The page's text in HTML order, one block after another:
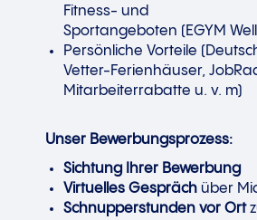
Fitness- und
Sportangeboten (EGYM
Persönliche Vorteile
Vetter-Ferienhäuser,
Mitarbeiterrabatte u. v. m)
Unser Bewerbungsprozess:
Sichtung Ihrer Bewerbung
Virtuelles Gespräch über
Schnupperstunden vor Ort